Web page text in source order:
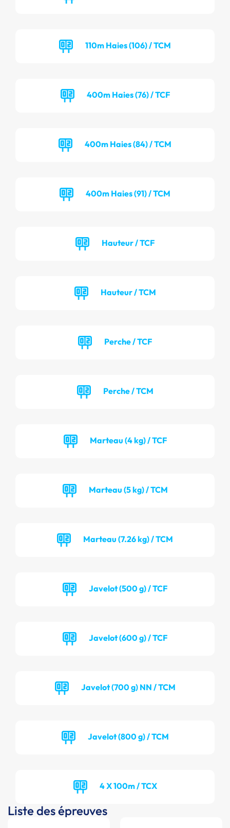
110m Haies (106) / TCM
400m Haies (76) / TCF
400m Haies (84) / TCM
400m Haies (91) / TCM
Hauteur / TCF
Hauteur / TCM
Perche / TCF
Perche / TCM
Marteau (4 kg) / TCF
Marteau (5 kg) / TCM
Marteau (7.26 kg) / TCM
Javelot (500 g) / TCF
Javelot (600 g) / TCF
Javelot (700 g) NN / TCM
Javelot (800 g) / TCM
4 X 100m / TCX
Liste des épreuves